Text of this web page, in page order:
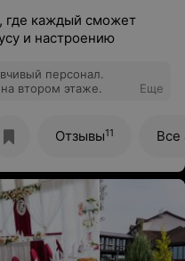
где каждый сможет
и настроению
персонал.
втором этаже.
Еще
Отзывы11 Все